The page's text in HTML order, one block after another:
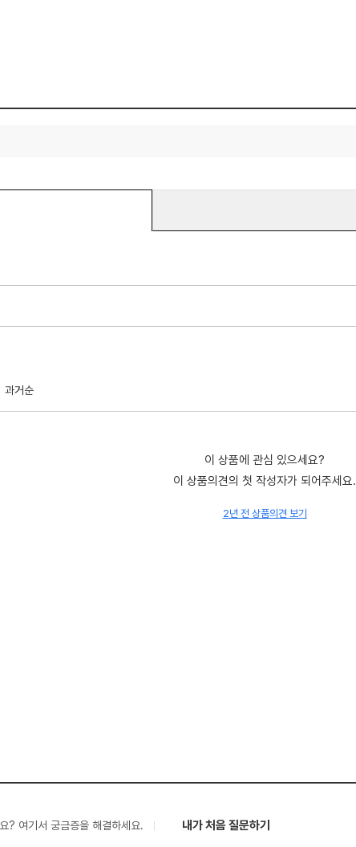
과거순
이 상품에 관심 있으세요?
이 상품의견의 첫 작성자가 되어주세요.
2년 전 상품의견 보기
? 여기서 궁금증을 해결하세요. 내가 처음 질문하기